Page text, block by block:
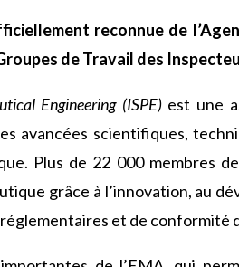
reconnue de
de Travail des
Engineering (ISPE)est une
avancées scientifiques,
Plus de 22 000 membres
grâce à l’innovation, au
et de conformité